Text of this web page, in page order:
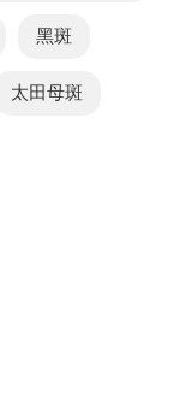
黑斑
太田母斑